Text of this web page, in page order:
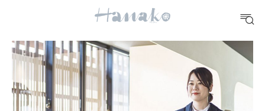
#シュークリーム #パン #カフェ
10 CATEGORIES
FOOD
おいしい